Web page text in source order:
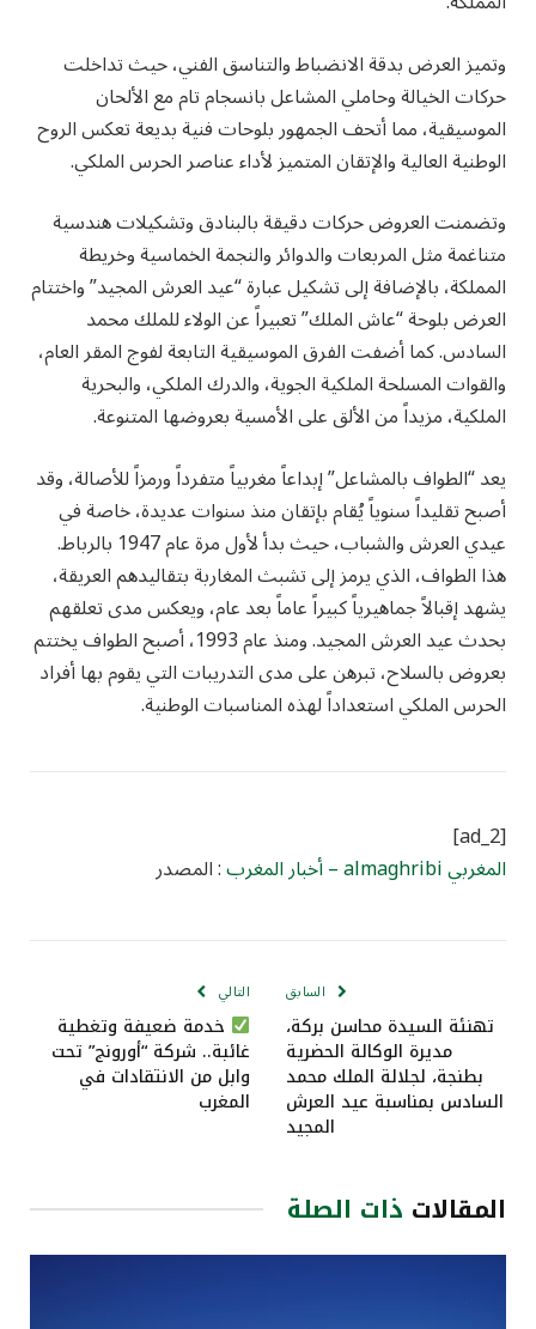
وتميز العرض بدقة الانضباط والتناسق الفني، حيث تداخلت
حركات الخيالة وحاملي المشاعل بانسجام تام مع الألحان
الموسيقية، مما أتحف الجمهور بلوحات فنية بديعة تعكس الروح
الوطنية العالية والإتقان المتميز لأداء عناصر الحرس الملكي.
وتضمنت العروض حركات دقيقة بالبنادق وتشكيلات هندسية
متناغمة مثل المربعات والدوائر والنجمة الخماسية وخريطة
المملكة، بالإضافة إلى تشكيل عبارة “عيد العرش المجيد” واختتام
العرض بلوحة “عاش الملك” تعبيراً عن الولاء للملك محمد
السادس. كما أضفت الفرق الموسيقية التابعة لفوج المقر العام،
والقوات المسلحة الملكية الجوية، والدرك الملكي، والبحرية
الملكية، مزيداً من الألق على الأمسية بعروضها المتنوعة.
يعد “الطواف بالمشاعل” إبداعاً مغربياً متفرداً ورمزاً للأصالة، وقد
أصبح تقليداً سنوياً يُقام بإتقان منذ سنوات عديدة، خاصة في
عيدي العرش والشباب، حيث بدأ لأول مرة عام 1947 بالرباط.
هذا الطواف، الذي يرمز إلى تشبث المغاربة بتقاليدهم العريقة،
يشهد إقبالاً جماهيرياً كبيراً عاماً بعد عام، ويعكس مدى تعلقهم
بحدث عيد العرش المجيد. ومنذ عام 1993، أصبح الطواف يختتم
بعروض بالسلاح، تبرهن على مدى التدريبات التي يقوم بها أفراد
الحرس الملكي استعداداً لهذه المناسبات الوطنية.
[ad_2]
المغربي almaghribi – أخبار المغرب : المصدر
السابق
تهنئة السيدة محاسن بركة،
مديرة الوكالة الحضرية
بطنجة، لجلالة الملك محمد
السادس بمناسبة عيد العرش
المجيد
التالي
خدمة ضعيفة وتغطية
غائبة.. شركة “أورونج” تحت
وابل من الانتقادات في
المغرب
المقالات ذات الصلة